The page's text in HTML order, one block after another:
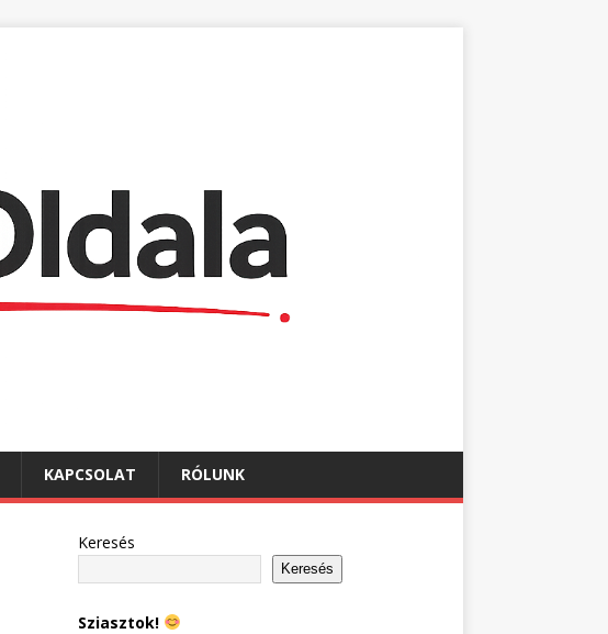
KAPCSOLAT RÓLUNK
Keresés
Keresés
Sziasztok!